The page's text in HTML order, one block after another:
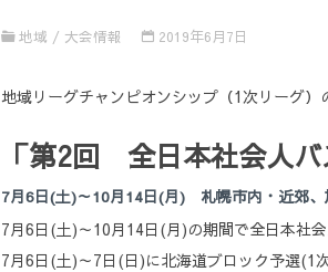
地域 / 大会情報 2019年6月7日
地域リーグチャンピオンシップ（1次リーグ）
「第2回 全日本社会人バ
7月6日(土)～10月14日(月) 札幌市内・近郊、
7月6日(土)～10月14日(月)の期間で全日本社
7月6日(土)～7日(日)に北海道ブロック予選(1